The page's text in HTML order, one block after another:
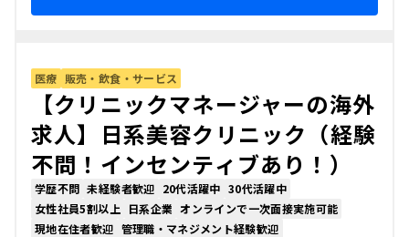
医療 販売・飲食・サービス
【クリニックマネージャーの海外
求人】日系美容クリニック（経験
不問！インセンティブあり！）
学歴不問 未経験者歓迎 20代活躍中 30代活躍中
女性社員5割以上
日系企業 オンラインで一次面接実施可能
現地在住者歓迎 管理職・マネジメント経験歓迎